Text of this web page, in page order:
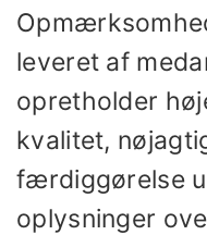
leveret af
opretholder
kvalitet,
færdiggørelse
oplysninger